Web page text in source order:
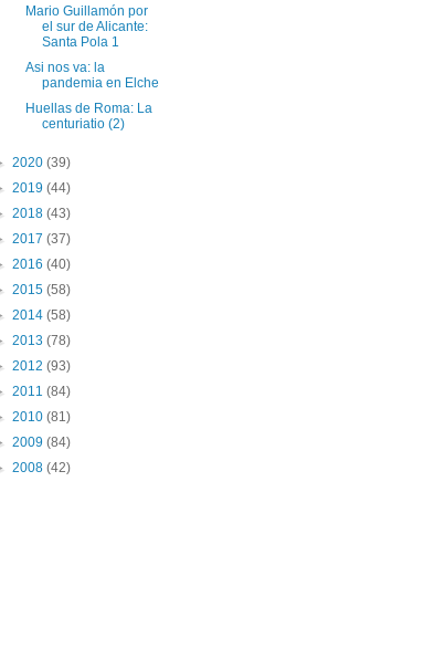
Mario Guillamón por
el sur de Alicante:
Santa Pola 1
Asi nos va: la
pandemia en Elche
Huellas de Roma: La
centuriatio (2)
2020 (39)
2019 (44)
2018 (43)
2017 (37)
2016 (40)
2015 (58)
2014 (58)
2013 (78)
2012 (93)
2011 (84)
2010 (81)
2009 (84)
2008 (42)